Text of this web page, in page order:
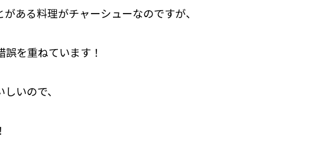
ある料理がチャーシューなのですが、
を重ねています！
いので、